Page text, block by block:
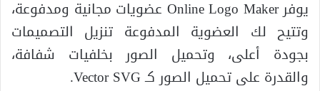
يوفر Online Logo Maker عضويات مجانية ومدفوعة،
وتتيح لك العضوية المدفوعة تنزيل التصميمات
بجودة أعلى، وتحميل الصور بخلفيات شفافة،
والقدرة على تحميل الصور كـ Vector SVG.